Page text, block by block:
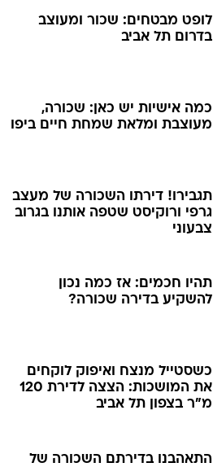
לופט מבטחים: שכור ומעוצב
בדרום תל אביב
כמה אישיות יש כאן: שכורה,
מעוצבת ומלאת שמחת חיים ביפו
תגבירו! דירתו השכורה של מעצב
גרפי ורוקיסט שטפה אותנו בגרוב
צבעוני
תהיו חכמים: אז כמה נכון
להשקיע בדירה שכורה?
כשסטייל מנצח ואיפוק לוקחים
את המושכות: הצצה לדירת 120
מ"ר בצפון תל אביב
התאהבנו בדירתם השכורה של